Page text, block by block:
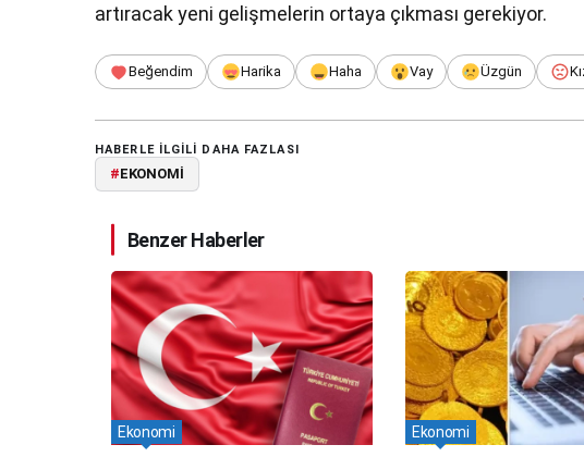
artıracak yeni gelişmelerin ortaya çıkması gerekiyor.
Beğendim Harika Haha Vay Üzgün
HABERLE ILGILI DAHA FAZLASI
#EKONOMİ
Benzer Haberler
Ekonomi Ekonomi